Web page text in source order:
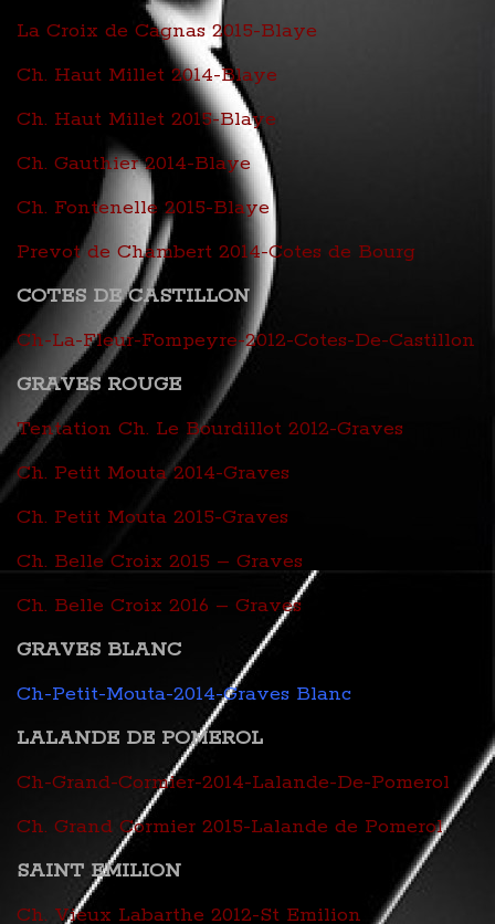
La Croix de Cagnas 2015-Blaye
Ch. Haut Millet 2014-Blaye
Ch. Haut Millet 2015-Blaye
Ch. Gauthier 2014-Blaye
Ch. Fontenelle 2015-Blaye
Prevot de Chambert 2014-Cotes de Bourg
COTES DE CASTILLON
Ch-La-Fleur-Fompeyre-2012-Cotes-De-Castillon
GRAVES ROUGE
Tentation Ch. Le Bourdillot 2012-Graves
Ch. Petit Mouta 2014-Graves
Ch. Petit Mouta 2015-Graves
Ch. Belle Croix 2015 – Graves
Ch. Belle Croix 2016 – Graves
GRAVES BLANC
Ch-Petit-Mouta-2014-Graves Blanc
LALANDE DE POMEROL
Ch-Grand-Cormier-2014-Lalande-De-Pomerol
Ch. Grand Cormier 2015-Lalande de Pomerol
SAINT EMILION
Ch. Vieux Labarthe 2012-St Emilion